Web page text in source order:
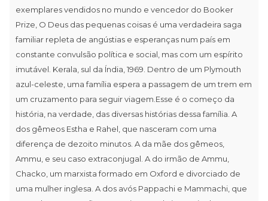
exemplares vendidos no mundo e vencedor do Booker
Prize, O Deus das pequenas coisas é uma verdadeira saga
familiar repleta de angústias e esperanças num país em
constante convulsão política e social, mas com um espírito
imutável. Kerala, sul da Índia, 1969. Dentro de um Plymouth
azul-celeste, uma família espera a passagem de um trem em
um cruzamento para seguir viagem.Esse é o começo da
história, na verdade, das diversas histórias dessa família. A
dos gêmeos Estha e Rahel, que nasceram com uma
diferença de dezoito minutos. A da mãe dos gêmeos,
Ammu, e seu caso extraconjugal. A do irmão de Ammu,
Chacko, um marxista formado em Oxford e divorciado de
uma mulher inglesa. A dos avós Pappachi e Mammachi, que